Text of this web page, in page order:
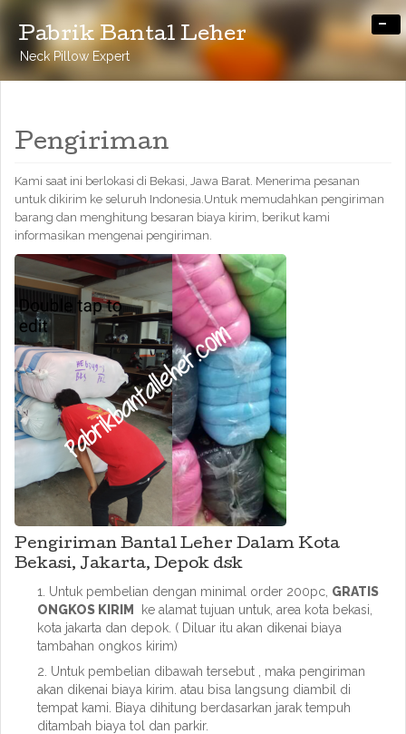
Pabrik Bantal Leher
Neck Pillow Expert
-
Pengiriman
Kami saat ini berlokasi di Bekasi, Jawa Barat. Menerima pesanan
untuk dikirim ke seluruh Indonesia.Untuk memudahkan pengiriman
barang dan menghitung besaran biaya kirim, berikut kami
informasikan mengenai pengiriman.
Pengiriman Bantal Leher Dalam Kota
Bekasi, Jakarta, Depok dsk
Untuk pembelian dengan minimal order 200pc, GRATIS
ONGKOS KIRIM
ke alamat tujuan untuk, area kota bekasi,
kota jakarta dan depok. ( Diluar itu akan dikenai biaya
tambahan ongkos kirim)
Untuk pembelian dibawah tersebut , maka pengiriman
akan dikenai biaya kirim. atau bisa langsung diambil di
tempat kami. Biaya dihitung berdasarkan jarak tempuh
ditambah biaya tol dan parkir.